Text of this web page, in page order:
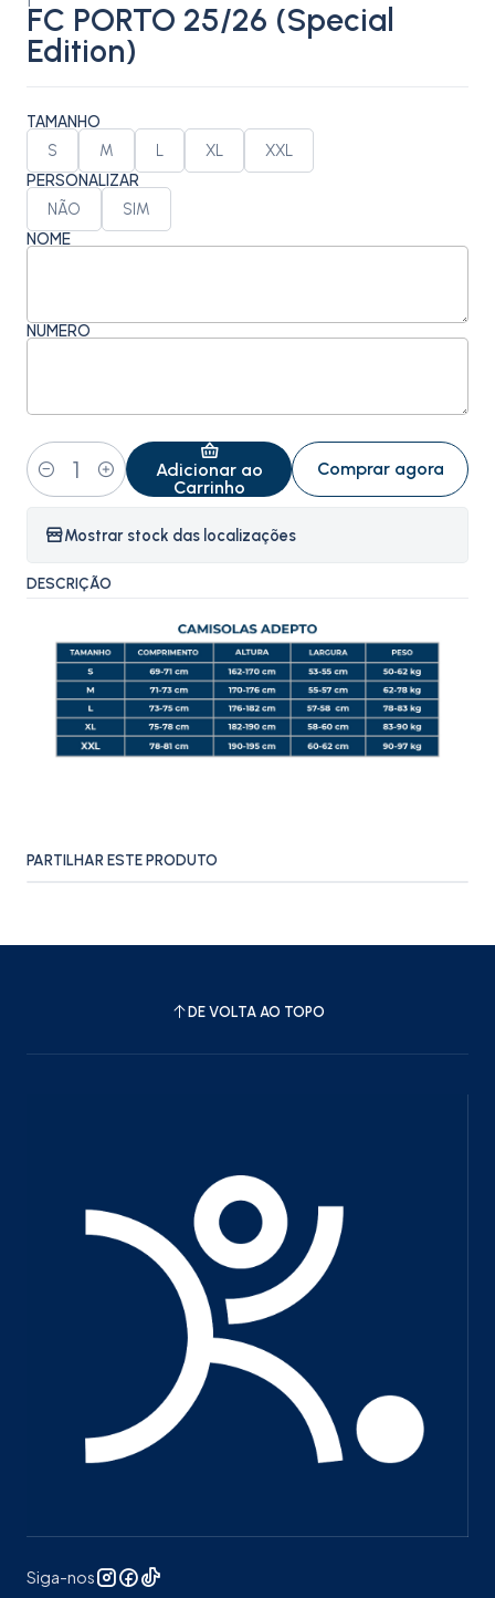
FC PORTO 25/26 (Special
Edition)
TAMANHO
S M L XL XXL
PERSONALIZAR
NÃO SIM
NOME
NÚMERO
Quantidade
Adicionar ao
Carrinho
Comprar agora
Mostrar stock das localizações
DESCRIÇÃO
PARTILHAR ESTE PRODUTO
DE VOLTA AO TOPO
Siga-nos